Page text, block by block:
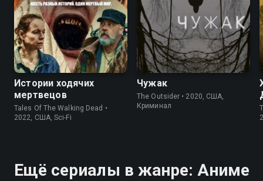
6.2 5.9
Истории ходячих
мертвецов
Tales Of The Walking Dead •
2022, США, Sci-Fi
7.2 7.6
Чужак
The Outsider • 2020, США,
Криминал
Ещё сериалы в жанре: Аниме